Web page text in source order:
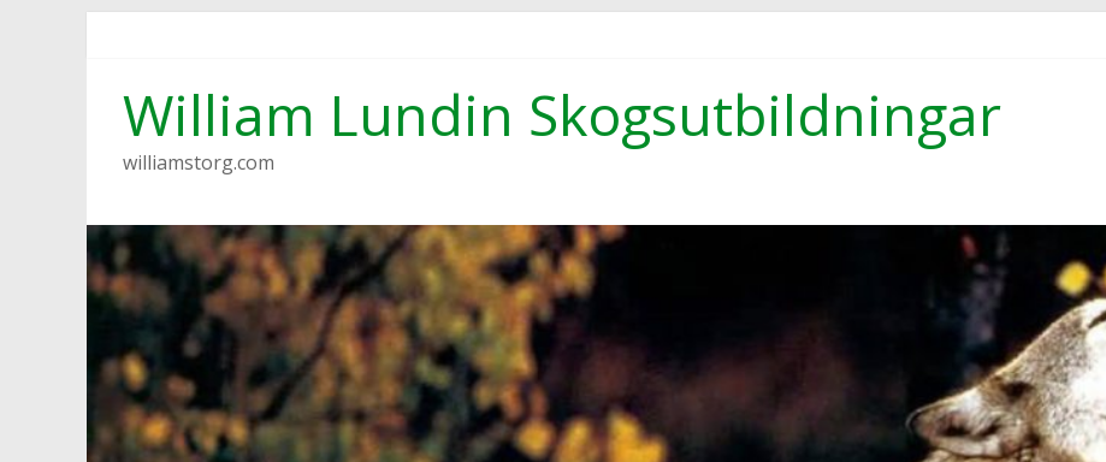
William Lundin Skogsutbildningar
williamstorg.com